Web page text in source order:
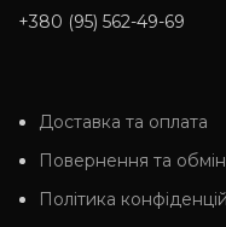
+380 (95) 562-49-69
Доставка та оплата
Повернення та обмін
Політика